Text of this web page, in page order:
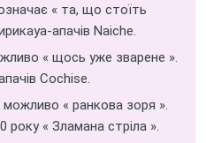
« та, що стоїть
апачів Naiche.
« щось уже зварене ».
Cochise.
можливо « ранкова зоря ».
року « Зламана стріла ».